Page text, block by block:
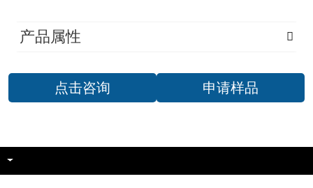
产品属性
点击咨询 申请样品